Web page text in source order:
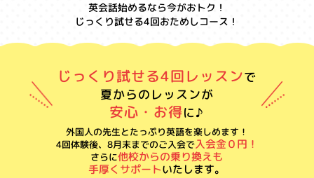
英会話始めるなら今がおトク！
じっくり試せる4回おためしコース！
じっくり試せる4回レッスンで
夏からのレッスンが
安心・お得に♪
外国人の先生とたっぷり英語を楽しめます！
4回体験後、8月末までのご入会で入会金０円！
さらに他校からの乗り換えも
手厚くサポートいたします。